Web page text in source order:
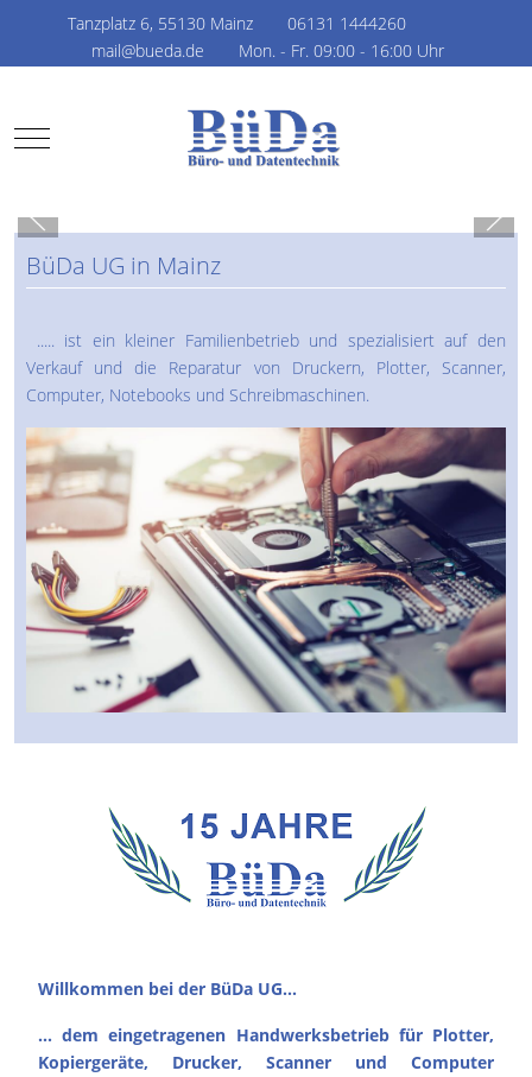
Tanzplatz 6, 55130 Mainz
06131 1444260
mail@bueda.de
Mon. - Fr. 09:00 - 16:00 Uhr
Mobile Menu Toggle
BüDa UG in Mainz
..... ist ein kleiner Familienbetrieb und spezialisiert auf den
Verkauf und die Reparatur von Druckern, Plotter, Scanner,
Computer, Notebooks und Schreibmaschinen.
Willkommen bei der BüDa UG...
... dem eingetragenen Handwerksbetrieb für Plotter,
Kopiergeräte, Drucker, Scanner und Computer